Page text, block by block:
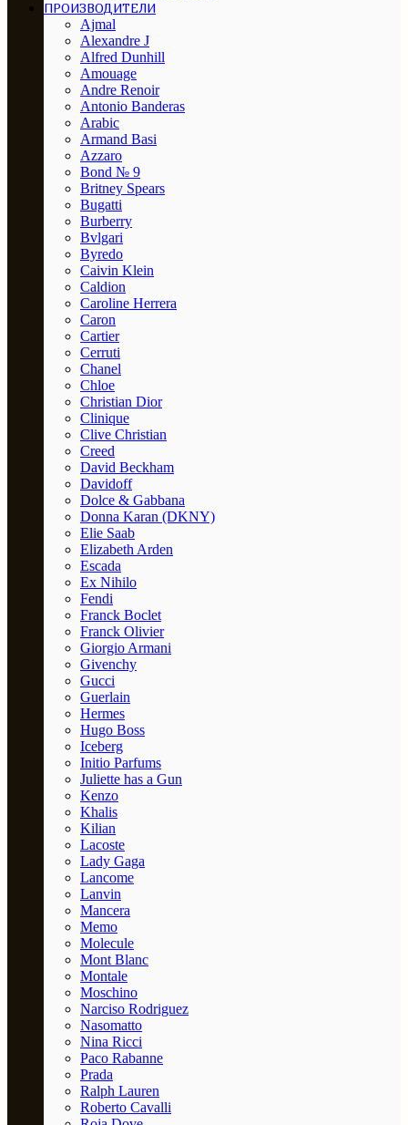
ПРОИЗВОДИТЕЛИ
Ajmal
Alexandre J
Alfred Dunhill
Amouage
Andre Renoir
Antonio Banderas
Arabic
Armand Basi
Azzaro
Bond № 9
Britney Spears
Bugatti
Burberry
Bvlgari
Byredo
Caivin Klein
Caldion
Caroline Herrera
Caron
Cartier
Cerruti
Chanel
Chloe
Christian Dior
Clinique
Clive Christian
Creed
David Beckham
Davidoff
Dolce & Gabbana
Donna Karan (DKNY)
Elie Saab
Elizabeth Arden
Escada
Ex Nihilo
Fendi
Franck Boclet
Franck Olivier
Giorgio Armani
Givenchy
Gucci
Guerlain
Hermes
Hugo Boss
Iceberg
Initio Parfums
Juliette has a Gun
Kenzo
Khalis
Kilian
Lacoste
Lady Gaga
Lancome
Lanvin
Mancera
Memo
Molecule
Mont Blanc
Montale
Moschino
Narciso Rodriguez
Nasomatto
Nina Ricci
Paco Rabanne
Prada
Ralph Lauren
Roberto Cavalli